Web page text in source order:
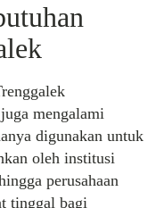
mengalami
digunakan untuk
oleh institusi
perusahaan
tinggal bagi